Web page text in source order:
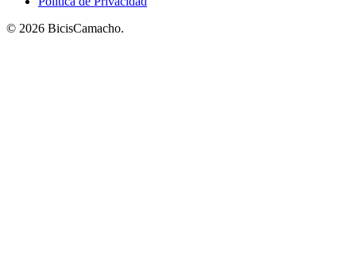
© 2026 BicisCamacho.